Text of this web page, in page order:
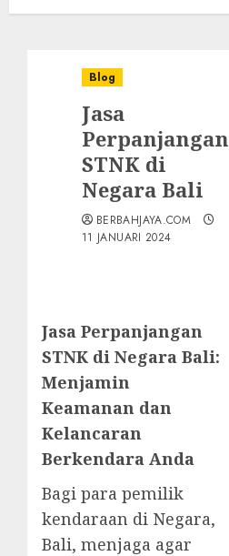
Blog
Jasa
Perpanjangan
STNK di
Negara Bali
BERBAHJAYA.COM
11 JANUARI 2024
Jasa Perpanjangan
STNK di Negara Bali:
Menjamin
Keamanan dan
Kelancaran
Berkendara Anda
Bagi para pemilik
kendaraan di Negara,
Bali, menjaga agar